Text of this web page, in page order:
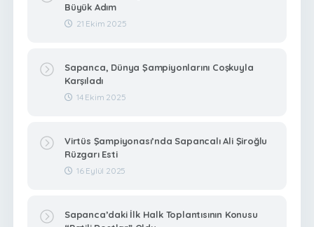
Büyük Adım
21 Ekim 2025
Sapanca, Dünya Şampiyonlarını Coşkuyla
Karşıladı
14 Ekim 2025
Virtüs Şampiyonası’nda Sapancalı Ali Şiroğlu
Rüzgarı Esti
16 Eylül 2025
Sapanca’daki İlk Halk Toplantısının Konusu